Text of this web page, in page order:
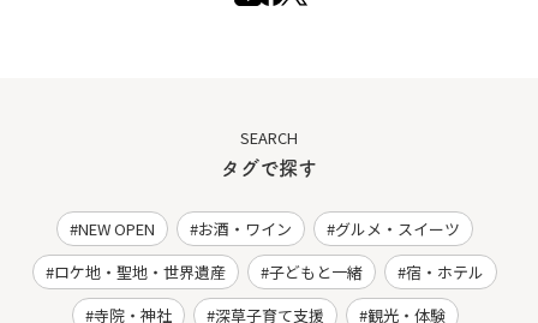
SEARCH
タグで探す
NEW OPEN お酒・ワイン
グルメ・スイーツ
ロケ地・聖地・世界遺産
子どもと一緒
宿・ホテル
寺院・神社
深草子育て支援
観光・体験